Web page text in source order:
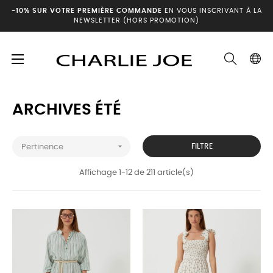
-10% SUR VOTRE PREMIÈRE COMMANDE EN VOUS INSCRIVANT À LA
NEWSLETTER (HORS PROMOTION)
Basculer
☰
Accueil Archives été
ARCHIVES ÉTÉ
Pertinence  FILTRE
Affichage 1-12 de 211 article(s)